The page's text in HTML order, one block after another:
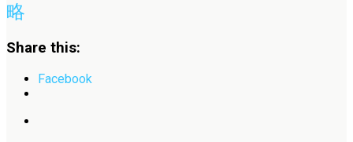
略
Share this:
Facebook